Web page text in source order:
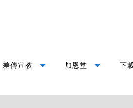
差傳宣教 arrow_drop_down 加恩堂 arrow_drop_down 下